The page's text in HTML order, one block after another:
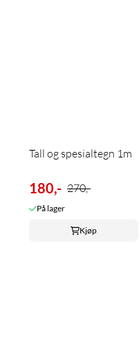
Tall og spesialtegn 1m
180,- 270,-
På lager
Kjøp